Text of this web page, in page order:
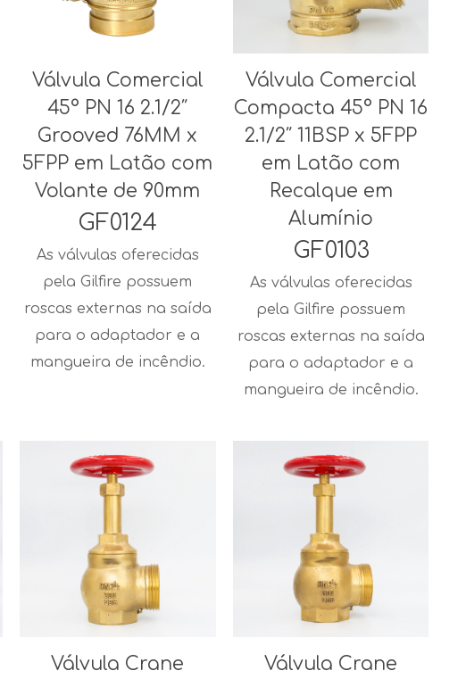
Válvula Comercial
45° PN 16 2.1/2″
Grooved 76MM x
5FPP em Latão com
Volante de 90mm
GF0124
As válvulas oferecidas
pela Gilfire possuem
roscas externas na saída
para o adaptador e a
mangueira de incêndio.
Válvula Comercial
Compacta 45° PN 16
2.1/2″ 11BSP x 5FPP
em Latão com
Recalque em
Alumínio
GF0103
As válvulas oferecidas
pela Gilfire possuem
roscas externas na saída
para o adaptador e a
mangueira de incêndio.
Válvula Crane
Válvula Crane